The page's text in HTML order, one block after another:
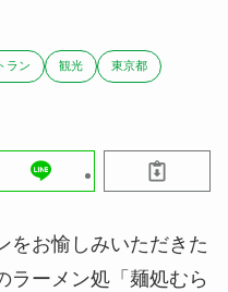
ラン 観光 東京都
をお愉しみいただきた
ラーメン処「麺処むら